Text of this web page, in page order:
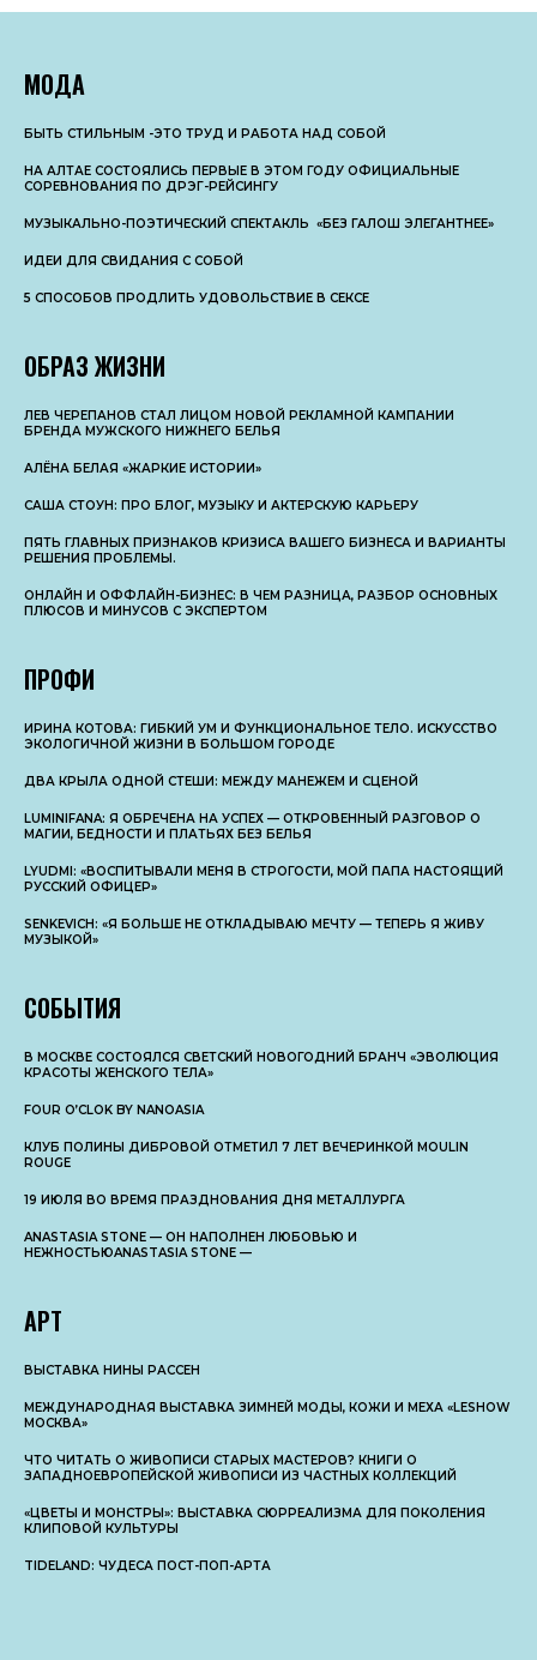
МОДА
БЫТЬ СТИЛЬНЫМ -ЭТО ТРУД И РАБОТА НАД СОБОЙ
НА АЛТАЕ СОСТОЯЛИСЬ ПЕРВЫЕ В ЭТОМ ГОДУ ОФИЦИАЛЬНЫЕ
СОРЕВНОВАНИЯ ПО ДРЭГ-РЕЙСИНГУ
МУЗЫКАЛЬНО-ПОЭТИЧЕСКИЙ СПЕКТАКЛЬ «БЕЗ ГАЛОШ ЭЛЕГАНТНЕЕ»
ИДЕИ ДЛЯ СВИДАНИЯ С СОБОЙ
5 СПОСОБОВ ПРОДЛИТЬ УДОВОЛЬСТВИЕ В СЕКСЕ
ОБРАЗ ЖИЗНИ
ЛЕВ ЧЕРЕПАНОВ СТАЛ ЛИЦОМ НОВОЙ РЕКЛАМНОЙ КАМПАНИИ
БРЕНДА МУЖСКОГО НИЖНЕГО БЕЛЬЯ
АЛЁНА БЕЛАЯ «ЖАРКИЕ ИСТОРИИ»
САША СТОУН: ПРО БЛОГ, МУЗЫКУ И АКТЕРСКУЮ КАРЬЕРУ
ПЯТЬ ГЛАВНЫХ ПРИЗНАКОВ КРИЗИСА ВАШЕГО БИЗНЕСА И ВАРИАНТЫ
РЕШЕНИЯ ПРОБЛЕМЫ.
ОНЛАЙН И ОФФЛАЙН-БИЗНЕС: В ЧЕМ РАЗНИЦА, РАЗБОР ОСНОВНЫX
ПЛЮСОВ И МИНУСОВ С ЭКСПЕРТОМ
ПРОФИ
ИРИНА КОТОВА: ГИБКИЙ УМ И ФУНКЦИОНАЛЬНОЕ ТЕЛО. ИСКУССТВО
ЭКОЛОГИЧНОЙ ЖИЗНИ В БОЛЬШОМ ГОРОДЕ
ДВА КРЫЛА ОДНОЙ СТЕШИ: МЕЖДУ МАНЕЖЕМ И СЦЕНОЙ
LUMINIFANA: Я ОБРЕЧЕНА НА УСПЕХ — ОТКРОВЕННЫЙ РАЗГОВОР О
МАГИИ, БЕДНОСТИ И ПЛАТЬЯХ БЕЗ БЕЛЬЯ
LYUDMI: «ВОСПИТЫВАЛИ МЕНЯ В СТРОГОСТИ, МОЙ ПАПА НАСТОЯЩИЙ
РУССКИЙ ОФИЦЕР»
SENKEVICH: «Я БОЛЬШЕ НЕ ОТКЛАДЫВАЮ МЕЧТУ — ТЕПЕРЬ Я ЖИВУ
МУЗЫКОЙ»
СОБЫТИЯ
В МОСКВЕ СОСТОЯЛСЯ СВЕТСКИЙ НОВОГОДНИЙ БРАНЧ «ЭВОЛЮЦИЯ
КРАСОТЫ ЖЕНСКОГО ТЕЛА»
FOUR O’CLOK BY NANOASIA
КЛУБ ПОЛИНЫ ДИБРОВОЙ ОТМЕТИЛ 7 ЛЕТ ВЕЧЕРИНКОЙ MOULIN
ROUGE
19 ИЮЛЯ ВО ВРЕМЯ ПРАЗДНОВАНИЯ ДНЯ МЕТАЛЛУРГА
ANASTASIA STONE — ОН НАПОЛНЕН ЛЮБОВЬЮ И
НЕЖНОСТЬЮANASTASIA STONE —
АРТ
ВЫСТАВКА НИНЫ РАССЕН
МЕЖДУНАРОДНАЯ ВЫСТАВКА ЗИМНЕЙ МОДЫ, КОЖИ И МЕХА «LESHOW
МОСКВА»
ЧТО ЧИТАТЬ О ЖИВОПИСИ СТАРЫХ МАСТЕРОВ? КНИГИ О
ЗАПАДНОЕВРОПЕЙСКОЙ ЖИВОПИСИ ИЗ ЧАСТНЫХ КОЛЛЕКЦИЙ
«ЦВЕТЫ И МОНСТРЫ»: ВЫСТАВКА СЮРРЕАЛИЗМА ДЛЯ ПОКОЛЕНИЯ
КЛИПОВОЙ КУЛЬТУРЫ
TIDELAND: ЧУДЕСА ПОСТ-ПОП-АРТА